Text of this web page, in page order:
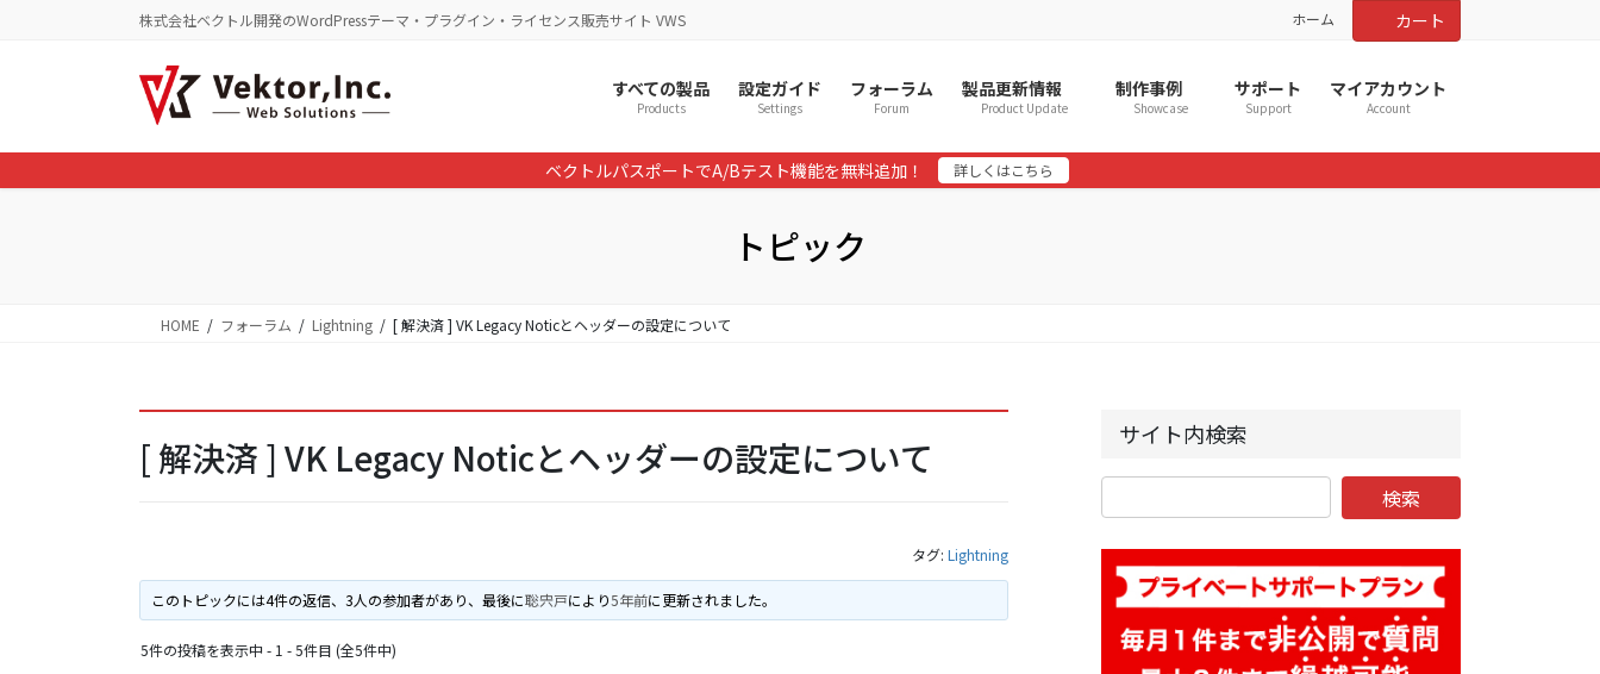
に
移
ョ
ン
株式会社ベクトル開発のWordPressテーマ・プラグイン・ライセンス販売サイト VWS ホーム カート
すべての製品
Products
設定ガイド
Settings
フォーラム
Forum
製品更新情報
Product Update
制作事例
Showcase
サポート
Support
マイアカウント
Account
ベクトルパスポートでA/Bテスト機能を無料追加！ 詳しくはこちら
トピック
HOME フォーラム Lightning [ 解決済 ] VK Legacy Noticとヘッダーの設定について
[ 解決済 ] VK Legacy Noticとヘッダーの設定について
タグ: Lightning
このトピックには4件の返信、3人の参加者があり、最後に聡宍戸により5年前に更新されました。
5件の投稿を表示中 - 1 - 5件目 (全5件中)
サイト内検索